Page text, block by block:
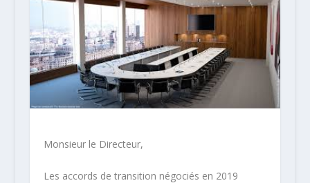
Monsieur le Directeur,
Les accords de transition négociés en 2019